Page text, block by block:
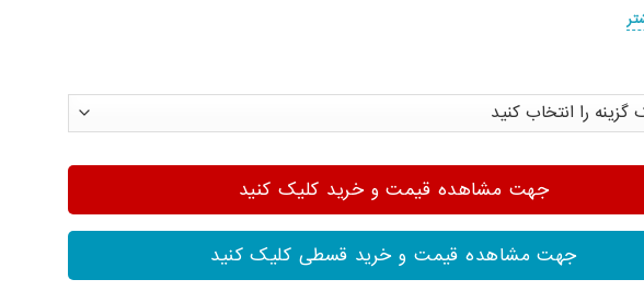
جهت مشاهده قیمت و خرید کلیک کنید
جهت مشاهده قیمت و خرید قسطی کلیک کنید